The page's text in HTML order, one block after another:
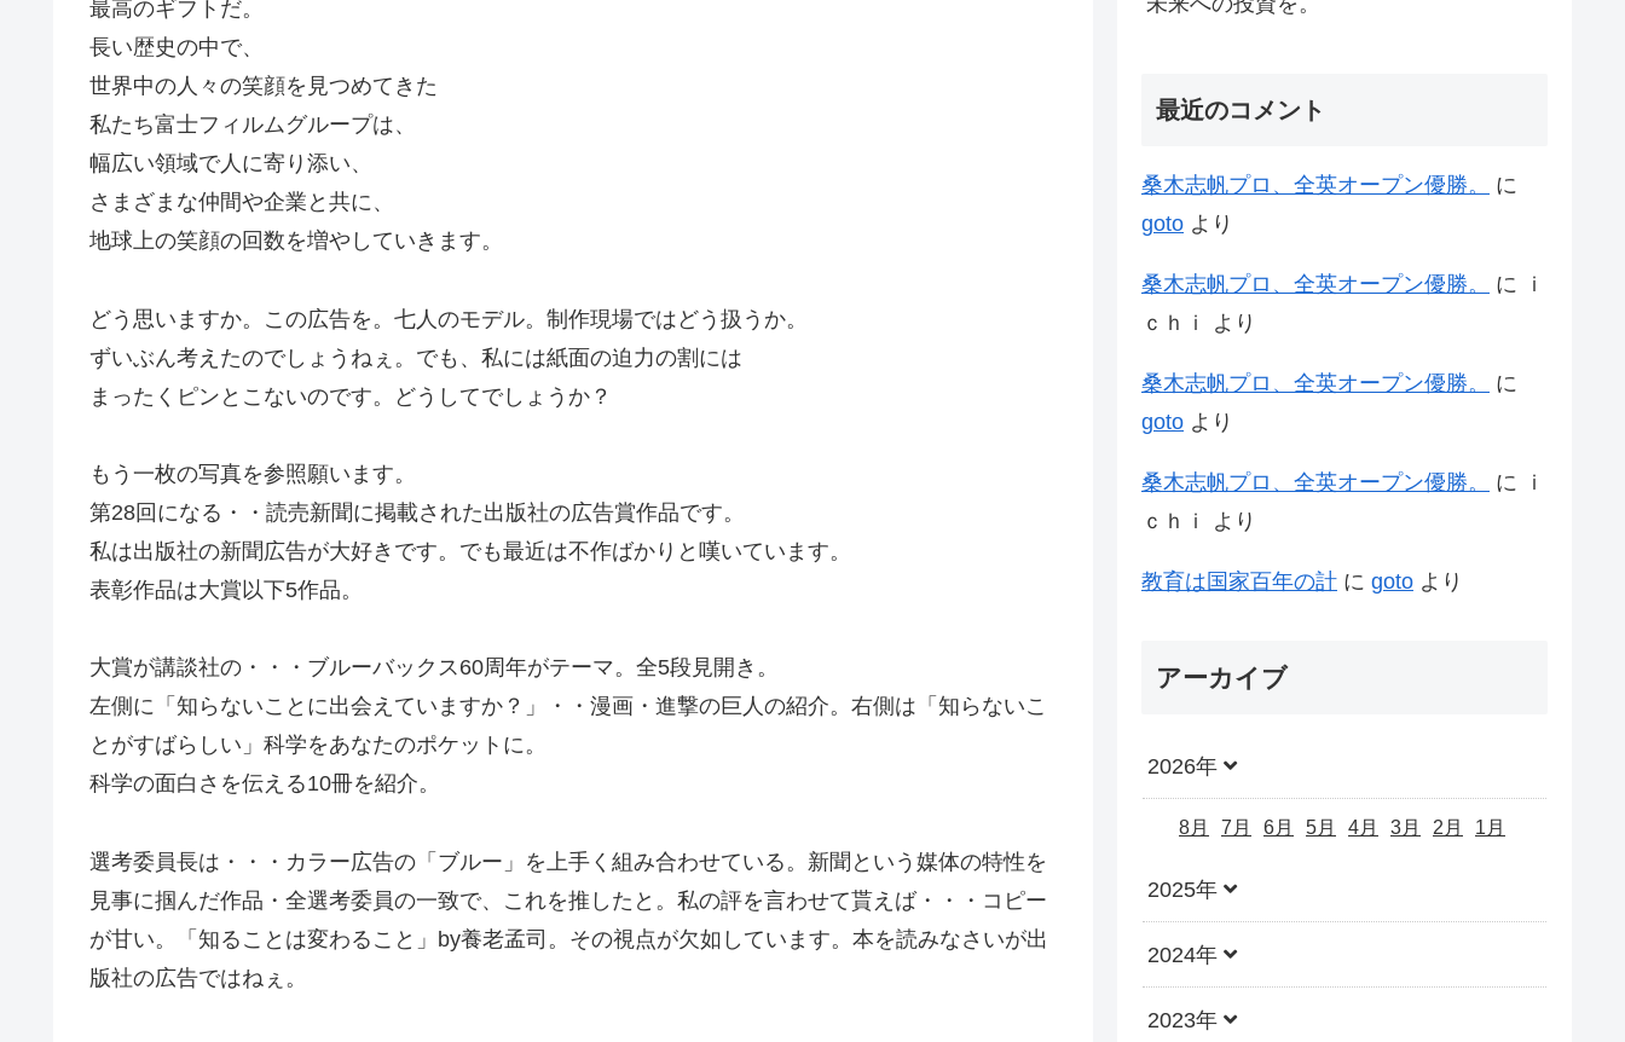
最高のギフトだ。
長い歴史の中で、
世界中の人々の笑顔を見つめてきた
私たち富士フィルムグループは、
幅広い領域で人に寄り添い、
さまざまな仲間や企業と共に、
地球上の笑顔の回数を増やしていきます。
どう思いますか。この広告を。七人のモデル。制作現場ではどう扱うか。
ずいぶん考えたのでしょうねぇ。でも、私には紙面の迫力の割には
まったくピンとこないのです。どうしてでしょうか？
もう一枚の写真を参照願います。
第28回になる・・読売新聞に掲載された出版社の広告賞作品です。
私は出版社の新聞広告が大好きです。でも最近は不作ばかりと嘆いています。
表彰作品は大賞以下5作品。
大賞が講談社の・・・ブルーバックス60周年がテーマ。全5段見開き。
左側に「知らないことに出会えていますか？」・・漫画・進撃の巨人の紹介。右側は「知らないこ
とがすばらしい」科学をあなたのポケットに。
科学の面白さを伝える10冊を紹介。
選考委員長は・・・カラー広告の「ブルー」を上手く組み合わせている。新聞という媒体の特性を
見事に掴んだ作品・全選考委員の一致で、これを推したと。私の評を言わせて貰えば・・・コピー
が甘い。「知ることは変わること」by養老孟司。その視点が欠如しています。本を読みなさいが出
版社の広告ではねぇ。
最近のコメント
桑木志帆プロ、全英オープン優勝。
に
goto より
桑木志帆プロ、全英オープン優勝。 に
ｉ
ｃｈｉ
より
桑木志帆プロ、全英オープン優勝。
に
goto より
桑木志帆プロ、全英オープン優勝。 に
ｉ
ｃｈｉ
より
教育は国家百年の計 に goto より
アーカイブ
2026年
8月 7月 6月 5月 4月 3月 2月 1月
2025年
2024年
2023年